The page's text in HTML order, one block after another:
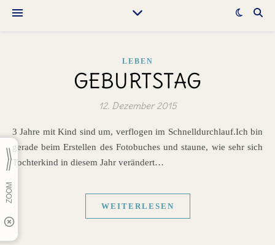
LEBEN
GEBURTSTAG
12. Dezember 2015
3 Jahre mit Kind sind um, verflogen im Schnelldurchlauf.Ich bin
gerade beim Erstellen des Fotobuches und staune, wie sehr sich
Tochterkind in diesem Jahr verändert…
WEITERLESEN